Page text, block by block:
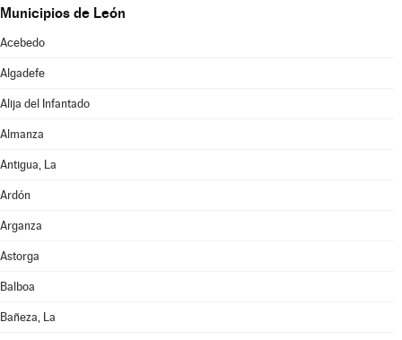
Municipios de León
Acebedo
Algadefe
Alija del Infantado
Almanza
Antigua, La
Ardón
Arganza
Astorga
Balboa
Bañeza, La